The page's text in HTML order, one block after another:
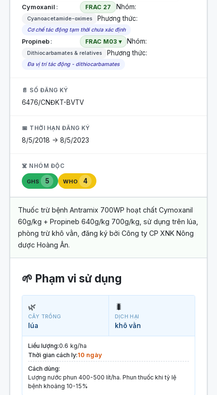
Cymoxanil FRAC 27 Nhóm:
Cyanoacetamide-oximes Phương thức:
Cơ chế tác động tạm thời chưa xác định
Propineb FRAC M03 ▾ Nhóm:
Dithiocarbamates & relatives Phương thức:
Đa vị trí tác động - dithiocarbamates
📄 SỐ ĐĂNG KÝ
6476/CNĐKT-BVTV
📅 THỜI HẠN ĐĂNG KÝ
8/5/2018 -> 8/5/2023
☠️ NHÓM ĐỘC
GHS 5 WHO 4
Thuốc trừ bệnh Antramix 700WP hoạt chất Cymoxanil
60g/kg + Propineb 640g/kg 700g/kg, sử dụng trên lúa,
phòng trừ khô vằn, đăng ký bởi Công ty CP XNK Nông
dược Hoàng Ân.
🌱 Phạm vi sử dụng
🌿
CÂY TRỒNG
lúa
🐛
DỊCH HẠI
khô vằn
Liều lượng:0.6 kg/ha
Thời gian cách ly:10 ngày
Cách dùng:
Lượng nước phun 400-500 lít/ha. Phun thuốc khi tỷ lệ
bệnh khoảng 10-15%